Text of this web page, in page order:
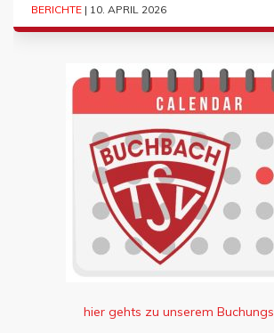
BERICHTE | 10. APRIL 2026
hier gehts zu unserem